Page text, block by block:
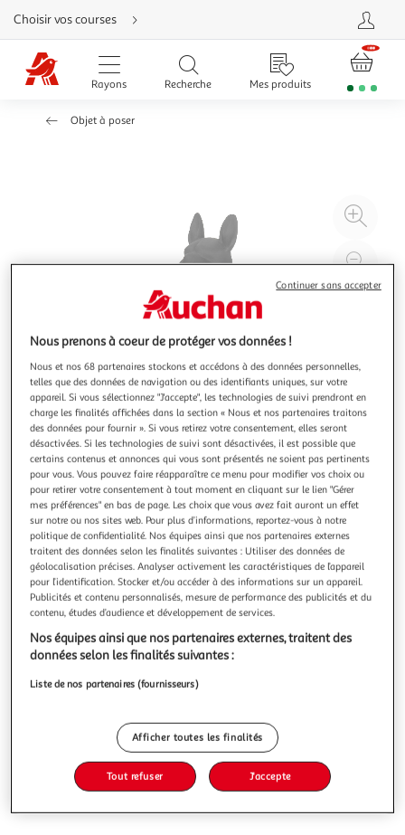
Aller
directement
au
contenu
Aller
directement
Aller
Choisir vos courses
Rayons Recherche Mes produits
Objet à poser
à
Illustration
précédente
Illustration
suivante
J-LINE
Statuette déco bulldog plateau 32cm noir
Informations Techniques : Dimensions : L. 45 x l. 20 x H. 32,5
cm Matière : Polyrésine Spécificités : Déco & Moderne
Statuette décorative En forme de bulldog Vendue à l'unité
Poids : 1,8 kg Couleur : Noir
En savoir +
Vous voulez connaître le prix de ce produit ?
Afficher le prix
Caractéristiques
Nous prenons à coeur de protéger vos données !
Nous et nos 68 partenaires stockons et accédons à des données personnelles,
telles que des données de navigation ou des identifiants uniques, sur votre
appareil. Si vous sélectionnez "J'accepte", les technologies de suivi prendront en
charge les finalités affichées dans la section « Nous et nos partenaires traitons
des données pour fournir ». Si vous retirez votre consentement, elles seront
désactivées. Si les technologies de suivi sont désactivées, il est possible que
certains contenus et annonces qui vous sont présentés ne soient pas pertinents
pour vous. Vous pouvez faire réapparaître ce menu pour modifier vos choix ou
pour retirer votre consentement à tout moment en cliquant sur le lien "Gérer
mes préférences" en bas de page. Les choix que vous avez fait auront un effet
sur notre ou nos sites web. Pour plus d’informations, reportez-vous à notre
politique de confidentialité. Nos équipes ainsi que nos partenaires externes
traitent des données selon les finalités suivantes : Utiliser des données de
géolocalisation précises. Analyser activement les caractéristiques de l’appareil
pour l’identification. Stocker et/ou accéder à des informations sur un appareil.
Publicités et contenu personnalisés, mesure de performance des publicités et du
contenu, études d’audience et développement de services.
Nos équipes ainsi que nos partenaires externes, traitent des
données selon les finalités suivantes :
Liste de nos partenaires (fournisseurs)
Afficher toutes les finalités
Tout refuser J'accepte
Continuer sans accepter